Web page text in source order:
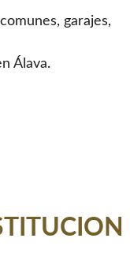
garajes,
Álava.